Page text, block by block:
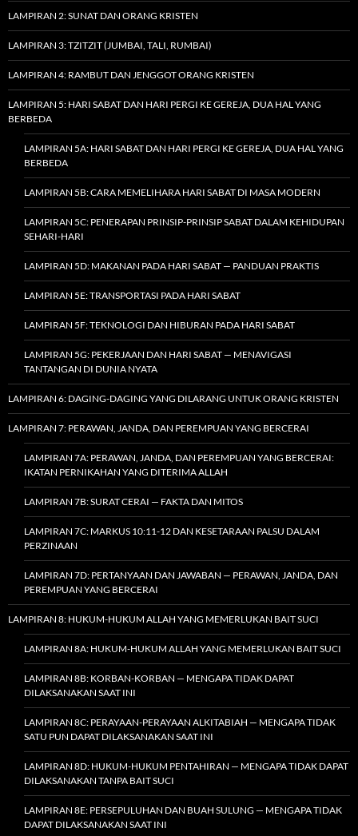
LAMPIRAN 2: SUNAT DAN ORANG KRISTEN
LAMPIRAN 3: TZITZIT (JUMBAI, TALI, RUMBAI)
LAMPIRAN 4: RAMBUT DAN JENGGOT ORANG KRISTEN
LAMPIRAN 5: HARI SABAT DAN HARI PERGI KE GEREJA, DUA HAL YANG
BERBEDA
LAMPIRAN 5A: HARI SABAT DAN HARI PERGI KE GEREJA, DUA HAL YANG
BERBEDA
LAMPIRAN 5B: CARA MEMELIHARA HARI SABAT DI MASA MODERN
LAMPIRAN 5C: PENERAPAN PRINSIP-PRINSIP SABAT DALAM KEHIDUPAN
SEHARI-HARI
LAMPIRAN 5D: MAKANAN PADA HARI SABAT — PANDUAN PRAKTIS
LAMPIRAN 5E: TRANSPORTASI PADA HARI SABAT
LAMPIRAN 5F: TEKNOLOGI DAN HIBURAN PADA HARI SABAT
LAMPIRAN 5G: PEKERJAAN DAN HARI SABAT — MENAVIGASI
TANTANGAN DI DUNIA NYATA
LAMPIRAN 6: DAGING-DAGING YANG DILARANG UNTUK ORANG KRISTEN
LAMPIRAN 7: PERAWAN, JANDA, DAN PEREMPUAN YANG BERCERAI
LAMPIRAN 7A: PERAWAN, JANDA, DAN PEREMPUAN YANG BERCERAI:
IKATAN PERNIKAHAN YANG DITERIMA ALLAH
LAMPIRAN 7B: SURAT CERAI — FAKTA DAN MITOS
LAMPIRAN 7C: MARKUS 10:11-12 DAN KESETARAAN PALSU DALAM
PERZINAAN
LAMPIRAN 7D: PERTANYAAN DAN JAWABAN — PERAWAN, JANDA, DAN
PEREMPUAN YANG BERCERAI
LAMPIRAN 8: HUKUM-HUKUM ALLAH YANG MEMERLUKAN BAIT SUCI
LAMPIRAN 8A: HUKUM-HUKUM ALLAH YANG MEMERLUKAN BAIT SUCI
LAMPIRAN 8B: KORBAN-KORBAN — MENGAPA TIDAK DAPAT
DILAKSANAKAN SAAT INI
LAMPIRAN 8C: PERAYAAN-PERAYAAN ALKITABIAH — MENGAPA TIDAK
SATU PUN DAPAT DILAKSANAKAN SAAT INI
LAMPIRAN 8D: HUKUM-HUKUM PENTAHIRAN — MENGAPA TIDAK DAPAT
DILAKSANAKAN TANPA BAIT SUCI
LAMPIRAN 8E: PERSEPULUHAN DAN BUAH SULUNG — MENGAPA TIDAK
DAPAT DILAKSANAKAN SAAT INI